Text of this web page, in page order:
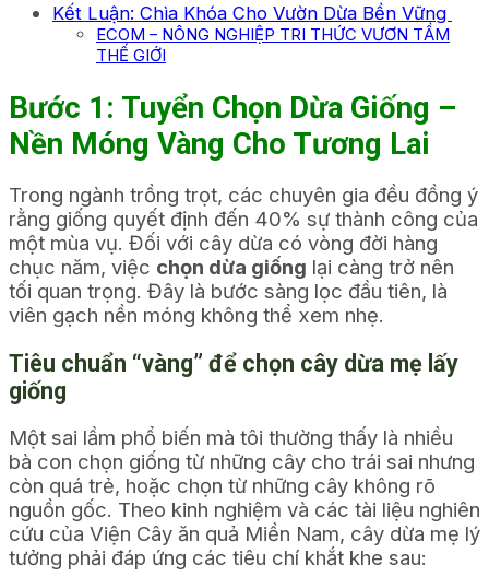
Kết Luận: Chìa Khóa Cho Vườn Dừa Bền Vững
ECOM – NÔNG NGHIỆP TRI THỨC VƯƠN TẦM
THẾ GIỚI
Bước 1: Tuyển Chọn Dừa Giống –
Nền Móng Vàng Cho Tương Lai
Trong ngành trồng trọt, các chuyên gia đều đồng ý
rằng giống quyết định đến 40% sự thành công của
một mùa vụ. Đối với cây dừa có vòng đời hàng
chục năm, việc chọn dừa giống lại càng trở nên
tối quan trọng. Đây là bước sàng lọc đầu tiên, là
viên gạch nền móng không thể xem nhẹ.
Tiêu chuẩn “vàng” để chọn cây dừa mẹ lấy
giống
Một sai lầm phổ biến mà tôi thường thấy là nhiều
bà con chọn giống từ những cây cho trái sai nhưng
còn quá trẻ, hoặc chọn từ những cây không rõ
nguồn gốc. Theo kinh nghiệm và các tài liệu nghiên
cứu của Viện Cây ăn quả Miền Nam, cây dừa mẹ lý
tưởng phải đáp ứng các tiêu chí khắt khe sau: